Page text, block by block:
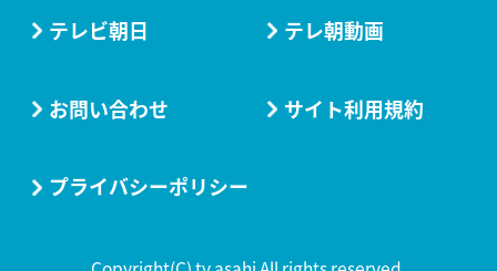
テレビ朝日 テレ朝動画
お問い合わせ サイト利用規約
プライバシーポリシー